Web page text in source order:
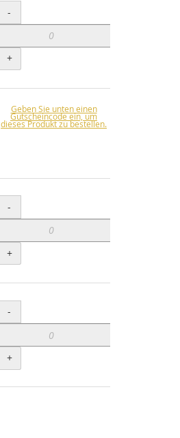
Menge
-
+
Geben Sie unten einen
Gutscheincode ein, um
dieses Produkt zu bestellen.
Menge
-
+
Menge
-
+